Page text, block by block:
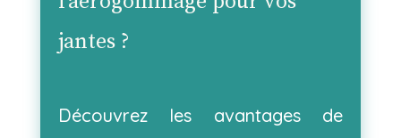
jantes ?
Découvrez les avantages de